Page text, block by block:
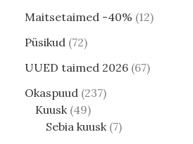
Maitsetaimed -40% 12
Püsikud 72
UUED taimed 2026 67
Okaspuud 237
Kuusk 49
Sebia kuusk 7